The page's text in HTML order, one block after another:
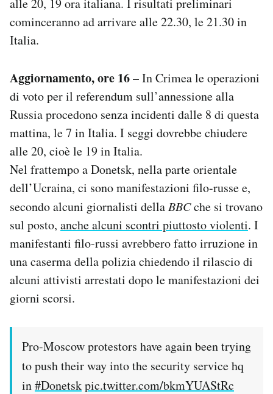
alle 20, 19 ora italiana. I risultati preliminari
cominceranno ad arrivare alle 22.30, le 21.30 in
Italia.
Aggiornamento, ore 16– In Crimea le operazioni
di voto per il referendum sull’annessione alla
Russia procedono senza incidenti dalle 8 di questa
mattina, le 7 in Italia. I seggi dovrebbe chiudere
alle 20, cioè le 19 in Italia.
Nel frattempo a Donetsk, nella parte orientale
dell’Ucraina, ci sono manifestazioni filo-russe e,
secondo alcuni giornalisti della BBCche si trovano
sul posto, anche alcuni scontri piuttosto violenti. I
manifestanti filo-russi avrebbero fatto irruzione in
una caserma della polizia chiedendo il rilascio di
alcuni attivisti arrestati dopo le manifestazioni dei
giorni scorsi.
Pro-Moscow protestors have again been trying
to push their way into the security service hq
in#Donetskpic.twitter.com/bkmYUAStRc